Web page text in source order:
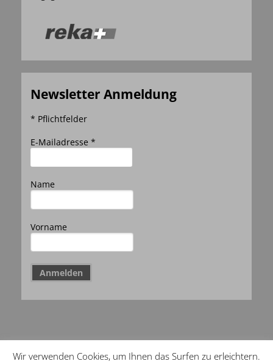
Newsletter Anmeldung
* Pflichtfelder
E-Mailadresse *
Name
Vorname
Wir verwenden Cookies, um Ihnen das Surfen zu erleichtern.